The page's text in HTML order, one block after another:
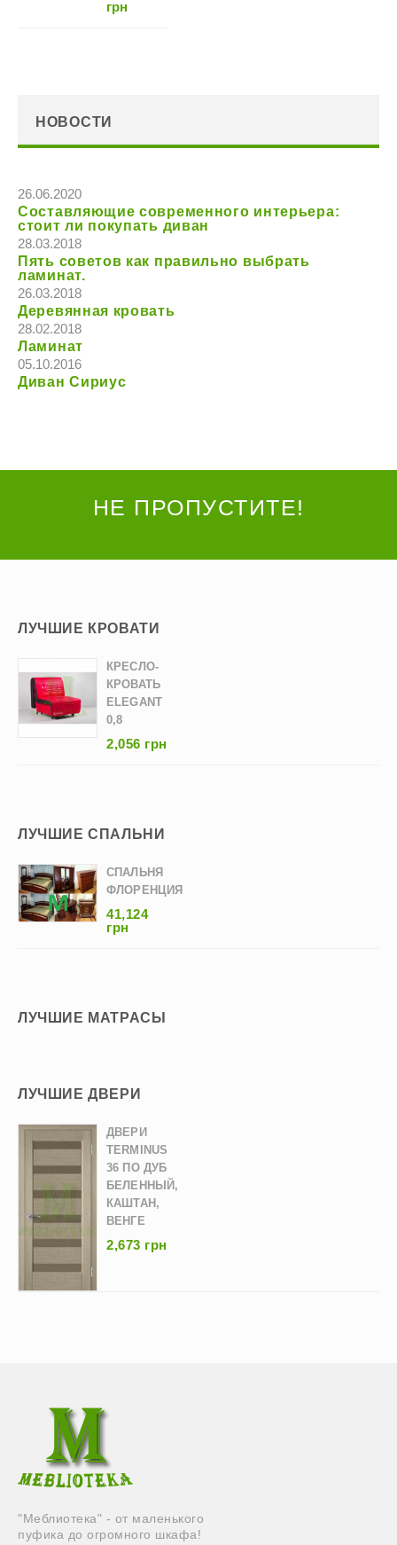
грн
НОВОСТИ
26.06.2020
Составляющие современного интерьера:
стоит ли покупать диван
28.03.2018
Пять советов как правильно выбрать
ламинат.
26.03.2018
Деревянная кровать
28.02.2018
Ламинат
05.10.2016
Диван Сириус
НЕ ПРОПУСТИТЕ!
ЛУЧШИЕ КРОВАТИ
КРЕСЛО-
КРОВАТЬ
ELEGANT
0,8
2,056 грн
ЛУЧШИЕ СПАЛЬНИ
СПАЛЬНЯ
ФЛОРЕНЦИЯ
41,124
грн
ЛУЧШИЕ МАТРАСЫ
ЛУЧШИЕ ДВЕРИ
ДВЕРИ
TERMINUS
36 ПО ДУБ
БЕЛЕННЫЙ,
КАШТАН,
ВЕНГЕ
2,673 грн
"Меблиотека" - от маленького
пуфика до огромного шкафа!